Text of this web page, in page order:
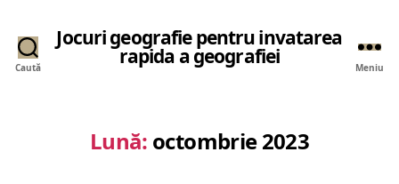
Caută
Jocuri geografie pentru invatarea
rapida a geografiei Meniu
Lună: octombrie 2023